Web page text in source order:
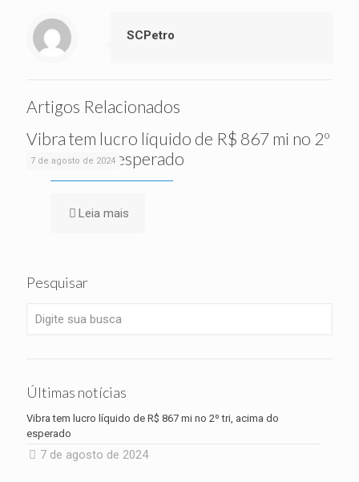
SCPetro
Artigos Relacionados
7 de agosto de 2024
Vibra tem lucro líquido de R$ 867 mi no 2º
tri, acima do esperado
Leia mais
Pesquisar
Últimas notícias
Vibra tem lucro líquido de R$ 867 mi no 2º tri, acima do
esperado
7 de agosto de 2024